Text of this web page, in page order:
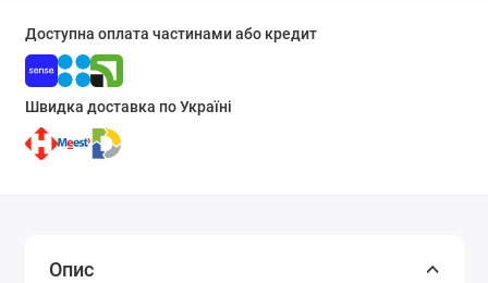
Доступна оплата частинами або кредит
Швидка доставка по Україні
Опис